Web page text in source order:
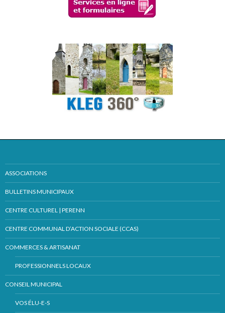
ASSOCIATIONS
BULLETINS MUNICIPAUX
CENTRE CULTUREL | PERENN
CENTRE COMMUNAL D’ACTION SOCIALE (CCAS)
COMMERCES & ARTISANAT
PROFESSIONNELS LOCAUX
CONSEIL MUNICIPAL
VOS ÉLU-E-S